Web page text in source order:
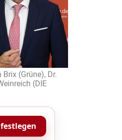
(Grüne), Dr.
(DIE